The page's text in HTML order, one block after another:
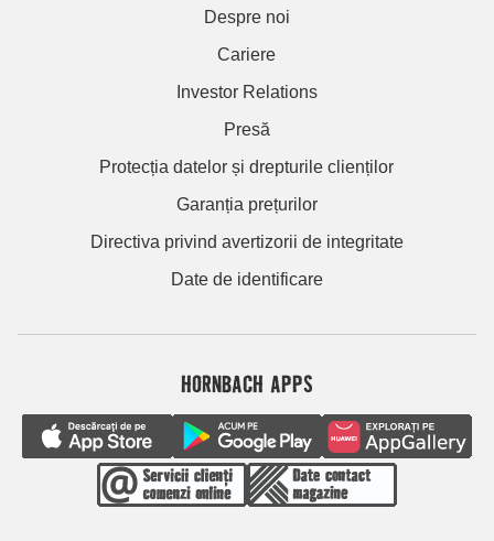
Despre noi
Cariere
Investor Relations
Presă
Protecția datelor și drepturile clienților
Garanția prețurilor
Directiva privind avertizorii de integritate
Date de identificare
HORNBACH APPS